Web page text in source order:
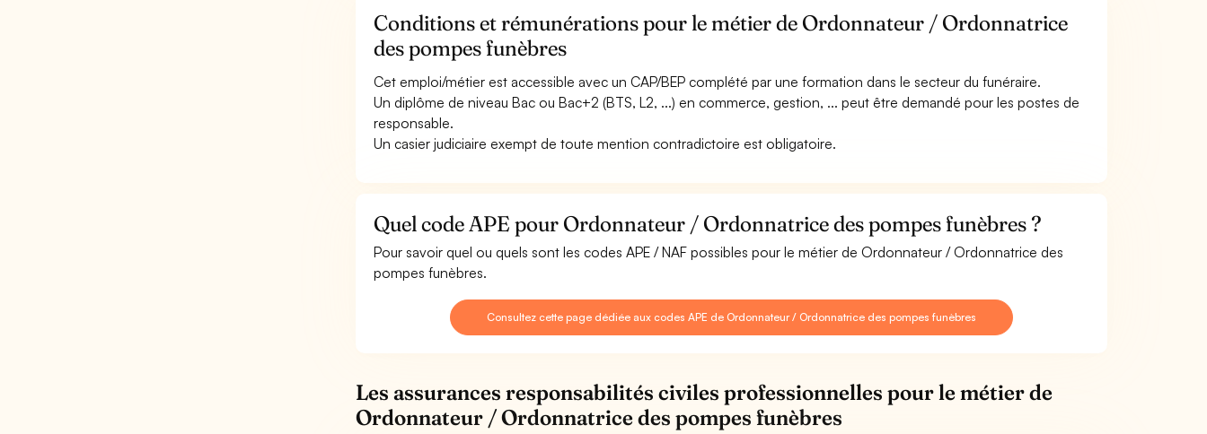
Conditions et rémunérations pour le métier de Ordonnateur / Ordonnatrice
des pompes funèbres
Cet emploi/métier est accessible avec un CAP/BEP complété par une formation dans le secteur du funéraire.
Un diplôme de niveau Bac ou Bac+2 (BTS, L2, ...) en commerce, gestion, ... peut être demandé pour les postes de
responsable.
Un casier judiciaire exempt de toute mention contradictoire est obligatoire.
Quel code APE pour Ordonnateur / Ordonnatrice des pompes funèbres ?
Pour savoir quel ou quels sont les codes APE / NAF possibles pour le métier de Ordonnateur / Ordonnatrice des
pompes funèbres.
Consultez cette page dédiée aux codes APE de Ordonnateur / Ordonnatrice des pompes funèbres
Les assurances responsabilités civiles professionnelles pour le métier de
Ordonnateur / Ordonnatrice des pompes funèbres